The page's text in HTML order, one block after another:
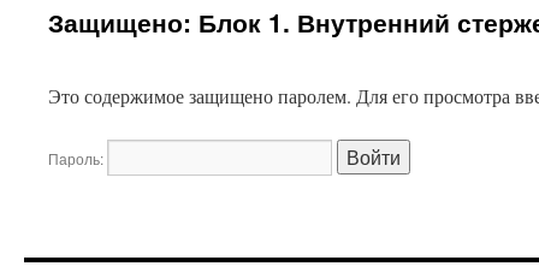
Защищено: Блок 1. Внутренний
Это содержимое защищено паролем. Для его просмотра
Пароль: